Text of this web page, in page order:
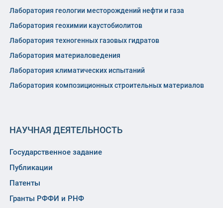
Лаборатория геологии месторождений нефти и газа
Лаборатория геохимии каустобиолитов
Лаборатория техногенных газовых гидратов
Лаборатория материаловедения
Лаборатория климатических испытаний
Лаборатория композиционных строительных материалов
НАУЧНАЯ ДЕЯТЕЛЬНОСТЬ
Государственное задание
Публикации
Патенты
Гранты РФФИ и РНФ